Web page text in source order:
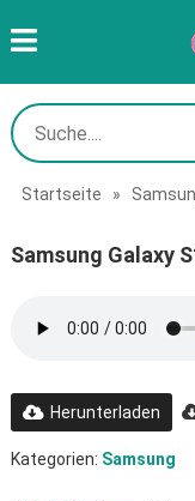
Startseite »
Samsung Galaxy
Herunterladen
Kategorien: Samsung